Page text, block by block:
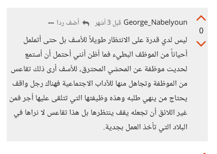
0
George_Nabelyoun قبل 3 أشهر أضف ردا
ليس لدي قدرة على الانتظار طويلاً للأسف بل حتى أتململ
أحياناً من الموظف البطيء فما أظن أنني أحتمل أن أستمع
لحديث موظفة عن المحشي المحترق، للأسف أرى ذلك تقاعس
من الموظفة وتجاهل منها للآداب الاجتماعية فهناك رجل واقف
يحتاج من ينهي طلبه وهذه وظيفتها التي تتلقى عليها أجر فمن
غير اللائق أن تجعله يقف ينتظرها بل هذا تقاعس لا نراها في
البلاد التي تأخذ العمل بجدية.